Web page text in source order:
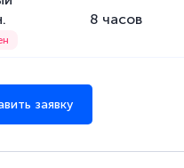
8 часов
заявку